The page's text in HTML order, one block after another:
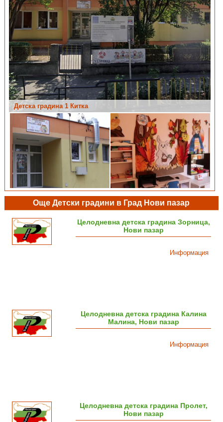
Детска градина 1 Китка
Още Детски градини в Град Нови пазар
Целодневна детска градина Зорница,
Нови пазар
Информация
Целодневна детска градина Калина
Малина, Нови пазар
Информация
Целодневна детска градина Пролет,
Нови пазар